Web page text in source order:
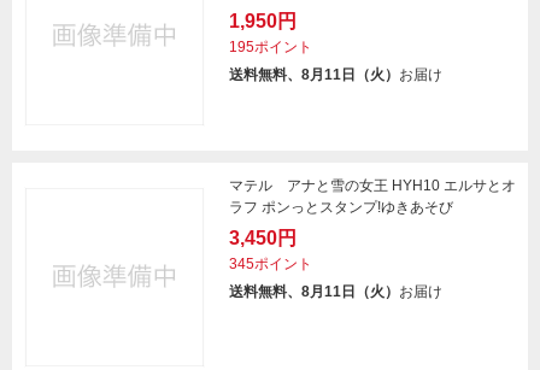
1,950円
195ポイント
送料無料、8月11日（火） お届け
マテル アナと雪の女王 HYH10 エルサとオ
ラフ ポンっとスタンプ!ゆきあそび
3,450円
345ポイント
送料無料、8月11日（火） お届け